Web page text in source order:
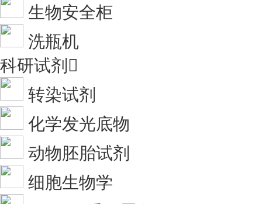
生物安全柜
洗瓶机
科研试剂 
转染试剂
化学发光底物
动物胚胎试剂
细胞生物学